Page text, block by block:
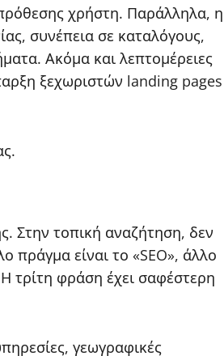
χρήστη. Παράλληλα, η
συνέπεια σε καταλόγους,
Ακόμα και λεπτομέρειες
ξεχωριστών landing pages
Στην τοπική αναζήτηση, δεν
πράγμα είναι το «SEO», άλλο
τρίτη φράση έχει σαφέστερη
γεωγραφικές